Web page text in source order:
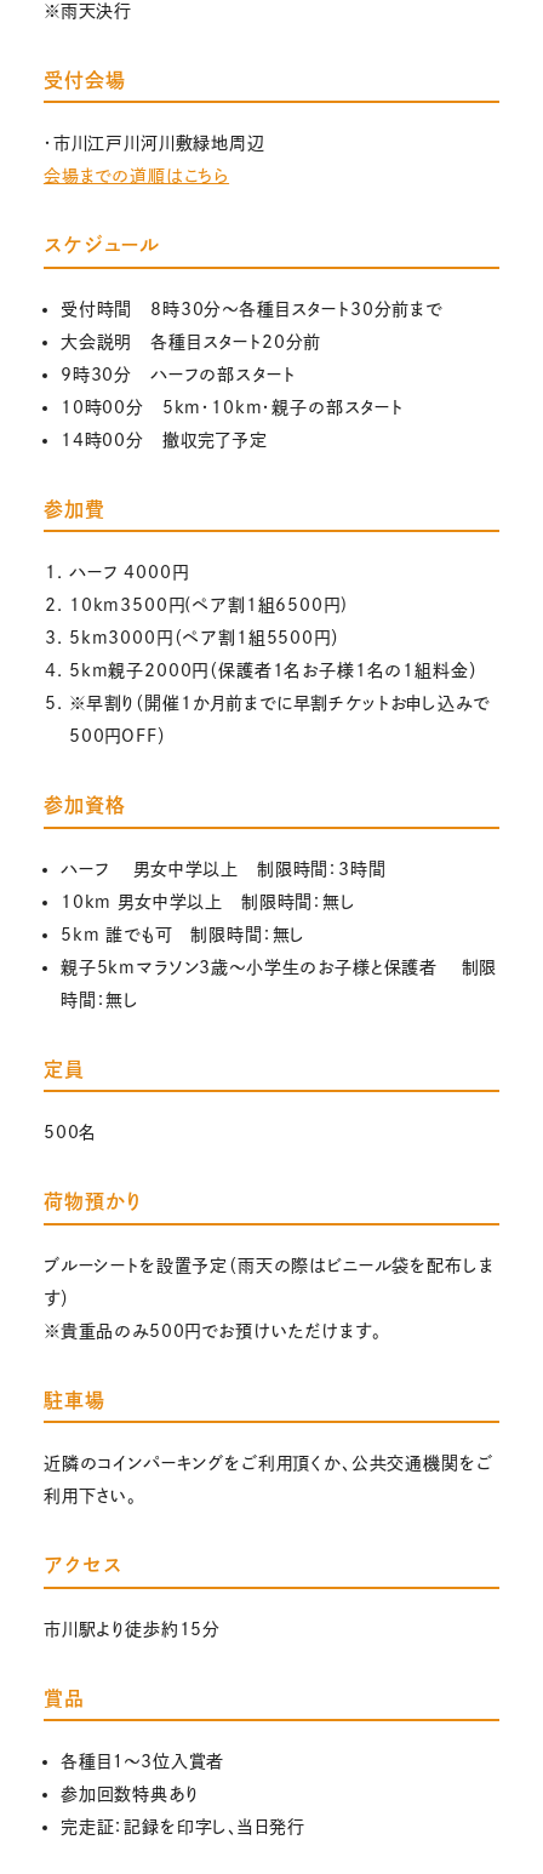
※雨天決行
受付会場
・市川江戸川河川敷緑地周辺
会場までの道順はこちら
スケジュール
受付時間 8時30分～各種目スタート30分前まで
大会説明 各種目スタート20分前
9時30分 ハーフの部スタート
10時00分 5km・10km・親子の部スタート
14時00分 撤収完了予定
参加費
ハーフ 4000円
10km3500円(ペア割1組6500円)
5km3000円（ペア割1組5500円）
5km親子2000円（保護者1名お子様1名の1組料金）
※早割り（開催1か月前までに早割チケットお申し込みで
500円OFF）
参加資格
ハーフ 男女中学以上 制限時間：3時間
10km 男女中学以上 制限時間：無し
5km 誰でも可 制限時間：無し
親子5kmマラソン3歳～小学生のお子様と保護者 制限
時間：無し
定員
500名
荷物預かり
ブルーシートを設置予定（雨天の際はビニール袋を配布しま
す）
※貴重品のみ500円でお預けいただけます。
駐車場
近隣のコインパーキングをご利用頂くか、公共交通機関をご
利用下さい。
アクセス
市川駅より徒歩約15分
賞品
各種目１～3位入賞者
参加回数特典あり
完走証：記録を印字し、当日発行